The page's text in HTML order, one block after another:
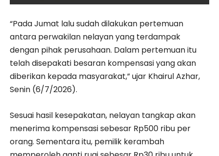
“Pada Jumat lalu sudah dilakukan pertemuan
antara perwakilan nelayan yang terdampak
dengan pihak perusahaan. Dalam pertemuan itu
telah disepakati besaran kompensasi yang akan
diberikan kepada masyarakat,” ujar Khairul Azhar,
Senin (6/7/2026).
Sesuai hasil kesepakatan, nelayan tangkap akan
menerima kompensasi sebesar Rp500 ribu per
orang. Sementara itu, pemilik kerambah